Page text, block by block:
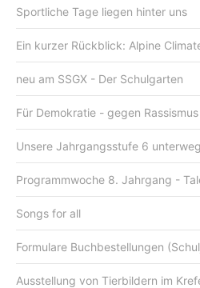
Sportliche Tage liegen hinter uns
Ein kurzer Rückblick: Alpine
neu am SSGX - Der Schulgarten
Für Demokratie - gegen Rassismus
Unsere Jahrgangsstufe 6
Programmwoche 8. Jahrgang -
Songs for all
Formulare Buchbestellungen
Ausstellung von Tierbildern im